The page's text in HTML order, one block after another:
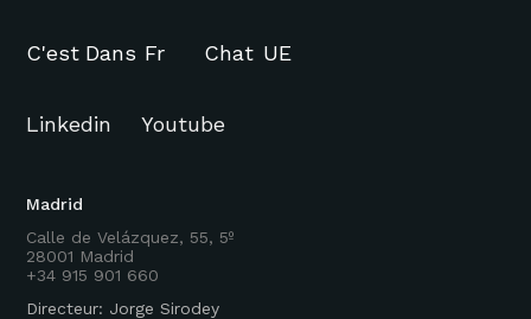
Madrid
Calle de Velázquez, 55, 5º
28001 Madrid
+34 915 901 660
Directeur: Jorge Sirodey
C'est Dans Fr Chat UE
Linkedin Youtube